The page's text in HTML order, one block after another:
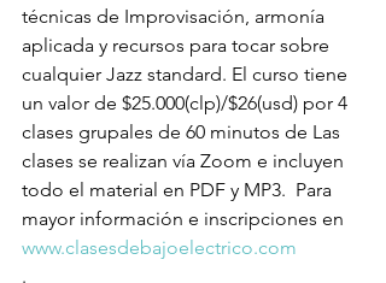
técnicas de Improvisación, armonía
aplicada y recursos para tocar sobre
cualquier Jazz standard. El curso tiene
un valor de $25.000(clp)/$26(usd) por 4
clases grupales de 60 minutos de Las
clases se realizan vía Zoom e incluyen
todo el material en PDF y MP3.  Para
mayor información e inscripciones en
www.clasesdebajoelectrico.com
.